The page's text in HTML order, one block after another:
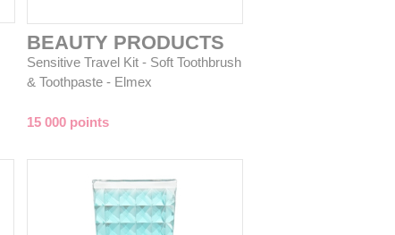
BEAUTY PRODUCTS
Sensitive Travel Kit - Soft Toothbrush
& Toothpaste - Elmex
15 000 points